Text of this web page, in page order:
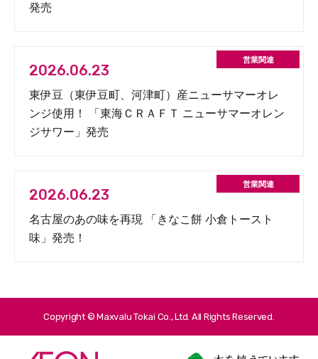
発売
2026.06.23
東伊豆（東伊豆町、河津町）産ニューサマーオレ
ンジ使用！ 「東海ＣＲＡＦＴ ニューサマーオレン
ジサワー」発売
2026.06.23
名古屋のあの味を再現 「きなこ餅 小倉トースト
味」発売！
Copyright © Maxvalu Tokai Co., Ltd. All Rights Reserved.